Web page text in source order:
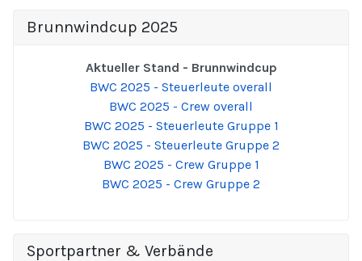
Brunnwindcup 2025
Aktueller Stand - Brunnwindcup
BWC 2025 - Steuerleute overall
BWC 2025 - Crew overall
BWC 2025 - Steuerleute Gruppe 1
BWC 2025 - Steuerleute Gruppe 2
BWC 2025 - Crew Gruppe 1
BWC 2025 - Crew Gruppe 2
Sportpartner & Verbände